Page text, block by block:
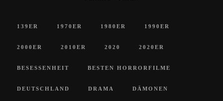
139ER 1970ER 1980ER 1990ER
2000ER 2010ER 2020 2020ER
BESESSENHEIT BESTEN HORRORFILME
DEUTSCHLAND DRAMA DÄMONEN